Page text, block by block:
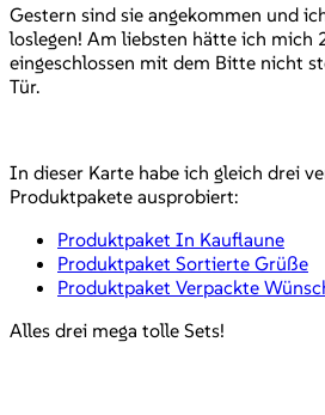
Gestern sind sie angekommen und
loslegen! Am liebsten hätte ich mich
eingeschlossen mit dem Bitte nicht
Tür.
In dieser Karte habe ich gleich drei
Produktpakete ausprobiert:
Produktpaket In Kauflaune
Produktpaket Sortierte Grüße
Produktpaket Verpackte
Alles drei mega tolle Sets!